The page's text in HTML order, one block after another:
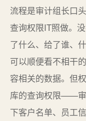
流程是审计组长口
查询权限IT照做。
了什么、给了谁、
可以顺便看不相干
容相关的数据。但
库的查询权限——审
下客户名单、员工